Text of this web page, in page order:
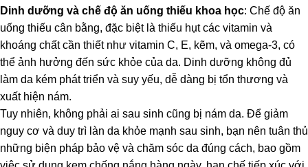
Dinh dưỡng và chế độ ăn uống thiếu khoa học: Chế độ ăn
uống thiếu cân bằng, đặc biệt là thiếu hụt các vitamin và
khoáng chất cần thiết như vitamin C, E, kẽm, và omega-3, có
thể ảnh hưởng đến sức khỏe của da. Dinh dưỡng không đủ
làm da kém phát triển và suy yếu, dễ dàng bị tổn thương và
xuất hiện nám.
Tuy nhiên, không phải ai sau sinh cũng bị nám da. Để giảm
nguy cơ và duy trì làn da khỏe mạnh sau sinh, bạn nên tuân thủ
những biện pháp bảo vệ và chăm sóc da đúng cách, bao gồm